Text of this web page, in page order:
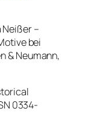
Neißer –
bei
& Neumann,
0334-